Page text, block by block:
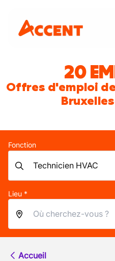
20
Offres d'emploi de
Fonction
Lieu *
Accueil